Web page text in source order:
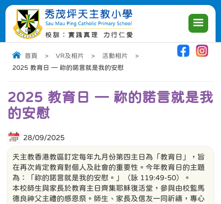
首頁 > VR及相片 > 活動相片
>
2025 教育日 — 祢的諾言就是我的安慰
2025 教育日 — 祢的諾言就是我
的安慰
28/09/2025
天主教香港教區訂定每年九月份第四主日為「教育日」，旨
在再次肯定教育對個人及社會的重要性。今年教育日的主題
為：「祢的諾言就是我的安慰。」（詠 119:49-50）。
本校師生與家長於教育主日齊集耶穌復活堂，參與由校監馬
德良神父主禮的感恩祭。師生、家長及信友一同祈禱，專心